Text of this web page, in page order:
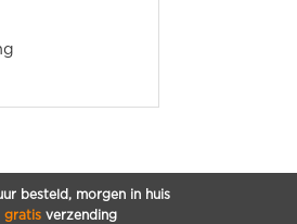
besteld, morgen in huis
gratisverzending